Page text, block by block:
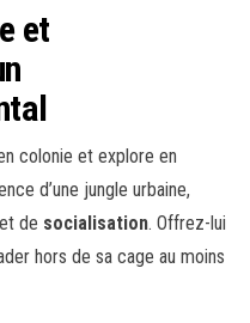
et
colonie et explore en
d’une jungle urbaine,
et de socialisation. Offrez-lui
hors de sa cage au moins